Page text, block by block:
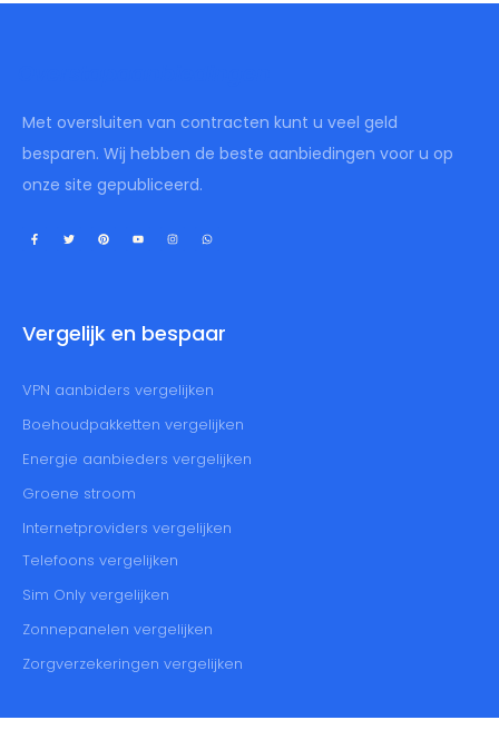
Met oversluiten van contracten kunt u veel geld
besparen. Wij hebben de beste aanbiedingen voor u op
onze site gepubliceerd.
Vergelijk en bespaar
VPN aanbiders vergelijken
Boehoudpakketten vergelijken
Energie aanbieders vergelijken
Groene stroom
Internetproviders vergelijken
Telefoons vergelijken
Sim Only vergelijken
Zonnepanelen vergelijken
Zorgverzekeringen vergelijken